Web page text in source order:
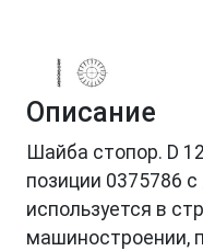
Описание
Шайба стопор. D
позиции 0375786
используется в
машиностроении,